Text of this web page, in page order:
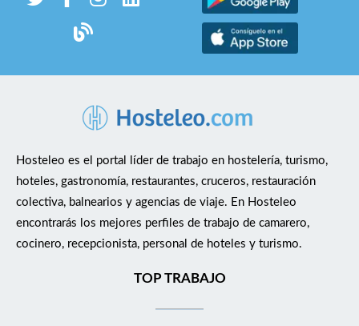
Hosteleo es el portal líder de trabajo en hostelería, turismo,
hoteles, gastronomía, restaurantes, cruceros, restauración
colectiva, balnearios y agencias de viaje. En Hosteleo
encontrarás los mejores perfiles de trabajo de camarero,
cocinero, recepcionista, personal de hoteles y turismo.
TOP TRABAJO